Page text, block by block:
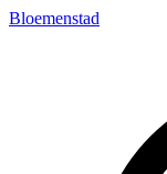
Bloemenstad